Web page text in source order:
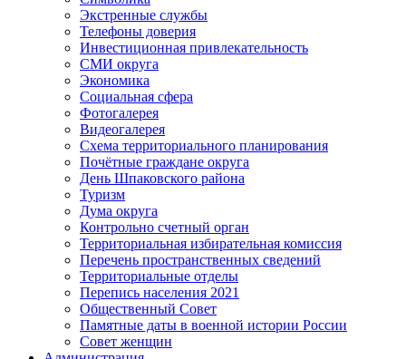
Экстренные службы
Телефоны доверия
Инвестиционная привлекательность
СМИ округа
Экономика
Социальная сфера
Фотогалерея
Видеогалерея
Схема территориального планирования
Почётные граждане округа
День Шпаковского района
Туризм
Дума округа
Контрольно счетный орган
Территориальная избирательная комиссия
Перечень пространственных сведений
Территориальные отделы
Перепись населения 2021
Общественный Совет
Памятные даты в военной истории России
Совет женщин